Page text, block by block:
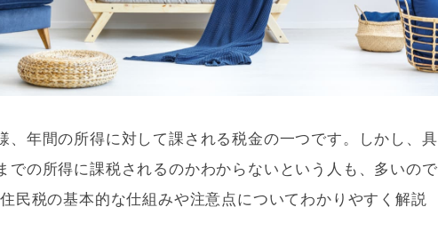
、年間の所得に対して課される税金の一つです。しかし、具
での所得に課税されるのかわからないという人も、多いので
民税の基本的な仕組みや注意点についてわかりやすく解説